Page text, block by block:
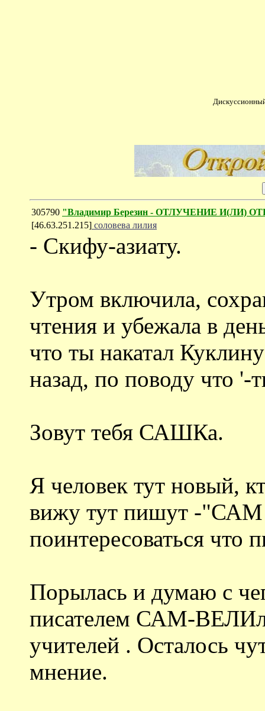
305790 "Владимир Березин - ОТЛУЧЕНИЕ И(ЛИ)
[46.63.251.215] соловева лилия
- Скифу-азиату.
Утром включила,
чтения и убежала в
что ты накатал
назад, по поводу что '-
Зовут тебя САШКа.
Я человек тут новый,
вижу тут пишут -
поинтересоваться что
Порылась и думаю с
писателем САМ-
учителей . Осталось
мнение.